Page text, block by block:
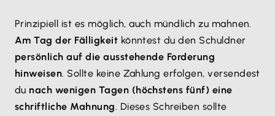
Prinzipiell ist es möglich, auch mündlich zu mahnen.
Am Tag der Fälligkeit könntest du den Schuldner
persönlich auf die ausstehende Forderung
hinweisen. Sollte keine Zahlung erfolgen, versendest
du nach wenigen Tagen (höchstens fünf) eine
schriftliche Mahnung. Dieses Schreiben sollte